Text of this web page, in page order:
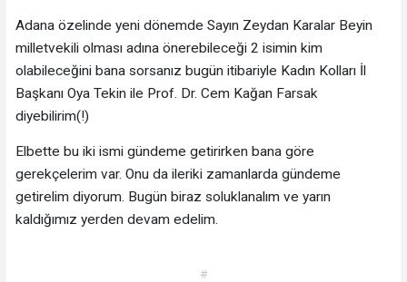
Adana özelinde yeni dönemde Sayın Zeydan Karalar Beyin
milletvekili olması adına önerebileceği 2 isimin kim
olabileceğini bana sorsanız bugün itibariyle Kadın Kolları İl
Başkanı Oya Tekin ile Prof. Dr. Cem Kağan Farsak
diyebilirim(!)
Elbette bu iki ismi gündeme getirirken bana göre
gerekçelerim var. Onu da ileriki zamanlarda gündeme
getirelim diyorum. Bugün biraz soluklanalım ve yarın
kaldığımız yerden devam edelim.
#